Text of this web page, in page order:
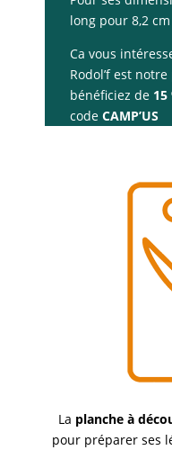
long pour 8,2
Ca vous
Rodol’f est
bénéficiez de 15
code CAMP’US
La planche à
pour préparer ses